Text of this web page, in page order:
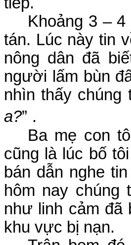
Khoảng 3 –
tán. Lúc này tin
nông dân đã
người lấm bùn
nhìn thấy chúng
a?” .
Ba mẹ con
cũng là lúc bố
bán dẫn nghe
hôm nay chúng
như linh cảm đã
khu vực bị nạn.